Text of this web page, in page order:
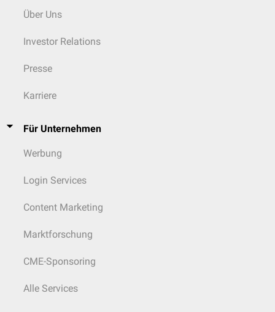
Über Uns
Investor Relations
Presse
Karriere
Für Unternehmen
Werbung
Login Services
Content Marketing
Marktforschung
CME-Sponsoring
Alle Services